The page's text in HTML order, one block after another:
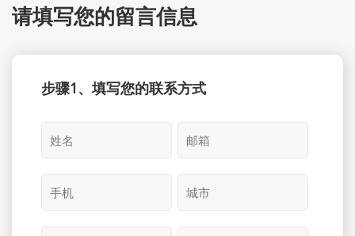
请填写您的留言信息
步骤1、填写您的联系方式